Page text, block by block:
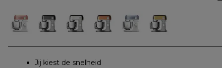
Jij kiest de snelheid